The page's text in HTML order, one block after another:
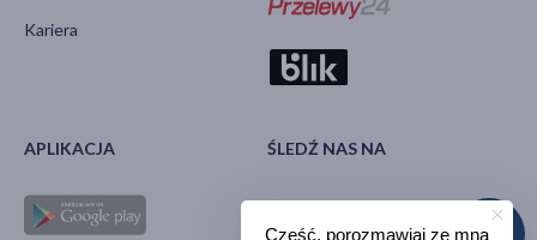
Kariera
APLIKACJA ŚLEDŹ NAS NA
Cześć, porozmawiaj ze mną